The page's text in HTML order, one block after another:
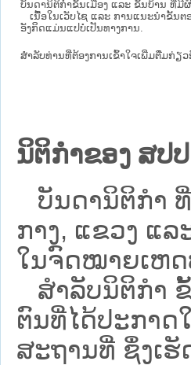
ບັນ​ດານິ​ຕິ​ກຳ​ຂັ້ນ​ເມືອງ ແລະ ຂັ້ນ​ບ້ານ ​ທີ່​ມີ​
ເນື້ອໃນ​ເວັບ​ໄຊ​ ແລະ ການແນະນໍາຂັ້ນຕ
ອັງກິດແມ່ນແປບໍ່ເປັນທາງການ.
ສໍາລັບທ່ານທີ່ຕ້ອງການເຂົ້າໃຈເພີ່ມຕື່ມກ່ຽ
ນິຕິກຳຂອງ ສປ
ບັນດານິຕິກໍາ
ກາງ, ແຂວງ ແ
ໃນຈົດໝາຍເຫດ
ສຳລັບນິ​ຕິ​ກຳ
ຕົນທີ່ໄດ້ປະກາດ
ສະຖານທີ່ ຊຶ່ງເຮັ